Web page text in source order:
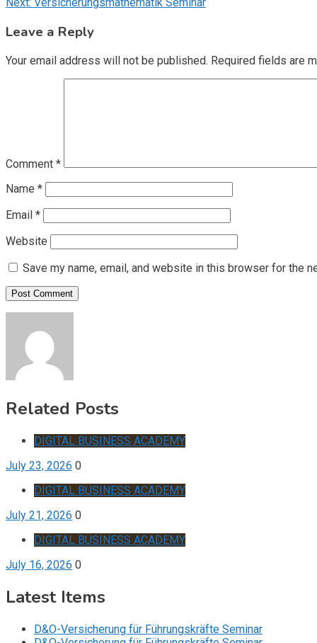
navigation
Leave a Reply
Your email address will not be published. Required fields are
Comment *
Name *
Email *
Website
Save my name, email, and website in this browser for the
Related Posts
DIGITAL BUSINESS ACADEMY
July 23, 2026 0
DIGITAL BUSINESS ACADEMY
July 21, 2026 0
DIGITAL BUSINESS ACADEMY
July 16, 2026 0
Latest Items
D&O-Versicherung für Führungskräfte Seminar